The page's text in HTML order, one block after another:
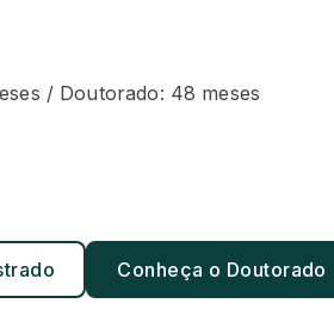
/ Doutorado: 48 meses
Conheça o Doutorado